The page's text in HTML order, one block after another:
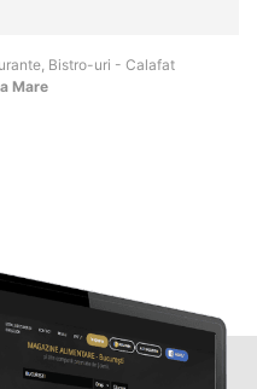
Bistro-uri - Calafat
Mare